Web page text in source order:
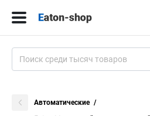
Автоматические